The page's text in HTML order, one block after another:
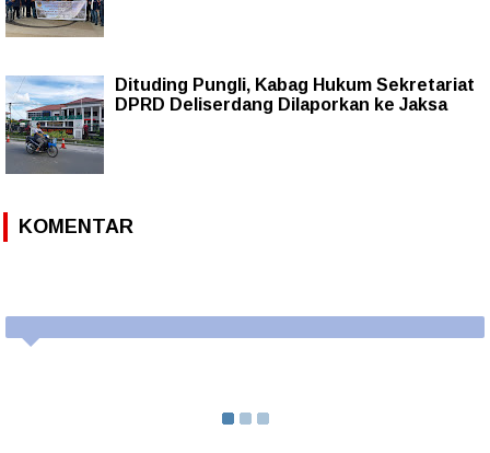
Dituding Pungli, Kabag Hukum Sekretariat
DPRD Deliserdang Dilaporkan ke Jaksa
KOMENTAR